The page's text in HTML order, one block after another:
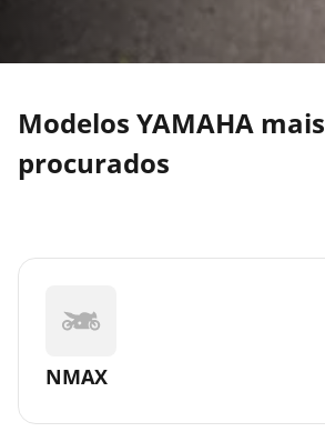
Modelos YAMAHA mais
procurados
NMAX